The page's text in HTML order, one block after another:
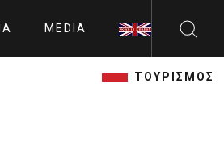
MEDIA
ΤΟΥΡΙΣΜΟΣ